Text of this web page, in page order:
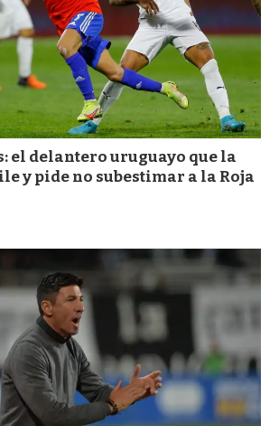
el delantero uruguayo que la
y pide no subestimar a la Roja